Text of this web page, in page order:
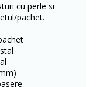
cu perle si
pachet.